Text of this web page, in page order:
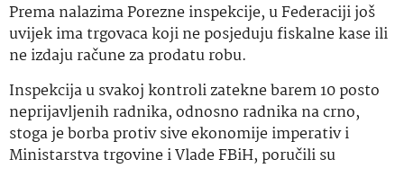
Prema nalazima Porezne inspekcije, u Federaciji još
uvijek ima trgovaca koji ne posjeduju fiskalne kase ili
ne izdaju račune za prodatu robu.
Inspekcija u svakoj kontroli zatekne barem 10 posto
neprijavljenih radnika, odnosno radnika na crno,
stoga je borba protiv sive ekonomije imperativ i
Ministarstva trgovine i Vlade FBiH, poručili su